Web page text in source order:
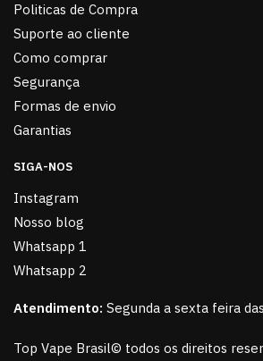
Politicas de Compra
Suporte ao cliente
Como comprar
Segurança
Formas de envio
Garantias
SIGA-NOS
Instagram
Nosso blog
Whatsapp 1
Whatsapp 2
Atendimento: Segunda a sexta feira
Top Vape Brasil© todos os direitos